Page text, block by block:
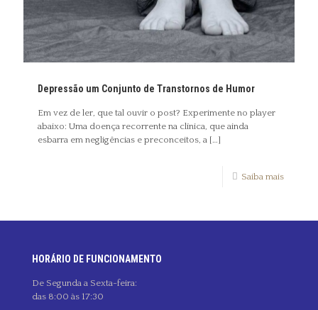
Depressão um Conjunto de Transtornos de Humor
Em vez de ler, que tal ouvir o post? Experimente no player
abaixo: Uma doença recorrente na clínica, que ainda
esbarra em negligências e preconceitos, a […]
Saiba mais
HORÁRIO DE FUNCIONAMENTO
De Segunda a Sexta-feira:
das 8:00 às 17:30